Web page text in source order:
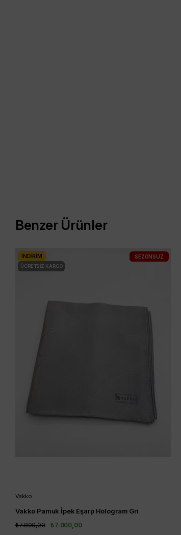
Benzer Ürünler
Vakko
Vakko Pamuk İpek Eşarp Hologram Gri
₺7.000,00
₺7.800,00
İNDIRIM
ÜCRETSIZ KARGO
SEZONSUZ